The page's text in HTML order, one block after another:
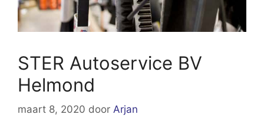
STER Autoservice BV
Helmond
maart 8, 2020 door Arjan